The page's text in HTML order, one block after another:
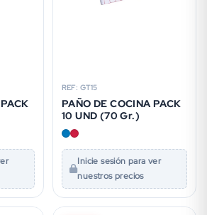
REF: GT15
PAÑO DE COCINA PACK
10 UND (70 Gr.)
Inicie sesión para ver
nuestros precios